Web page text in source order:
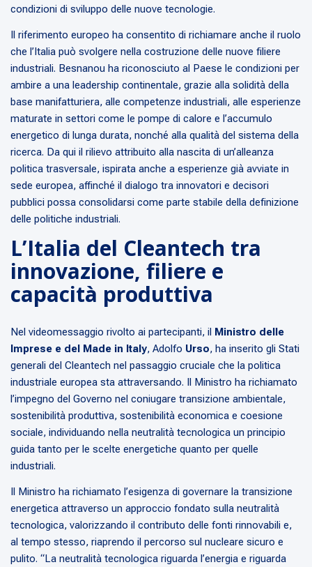
condizioni di sviluppo delle nuove tecnologie.
Il riferimento europeo ha consentito di richiamare anche il ruolo
che l’Italia può svolgere nella costruzione delle nuove filiere
industriali. Besnanou ha riconosciuto al Paese le condizioni per
ambire a una leadership continentale, grazie alla solidità della
base manifatturiera, alle competenze industriali, alle esperienze
maturate in settori come le pompe di calore e l’accumulo
energetico di lunga durata, nonché alla qualità del sistema della
ricerca. Da qui il rilievo attribuito alla nascita di un’alleanza
politica trasversale, ispirata anche a esperienze già avviate in
sede europea, affinché il dialogo tra innovatori e decisori
pubblici possa consolidarsi come parte stabile della definizione
delle politiche industriali.
L’Italia del Cleantech tra
innovazione, filiere e
capacità produttiva
Nel videomessaggio rivolto ai partecipanti, il Ministro delle
Imprese e del Made in Italy, Adolfo Urso, ha inserito gli Stati
generali del Cleantech nel passaggio cruciale che la politica
industriale europea sta attraversando. Il Ministro ha richiamato
l’impegno del Governo nel coniugare transizione ambientale,
sostenibilità produttiva, sostenibilità economica e coesione
sociale, individuando nella neutralità tecnologica un principio
guida tanto per le scelte energetiche quanto per quelle
industriali.
Il Ministro ha richiamato l’esigenza di governare la transizione
energetica attraverso un approccio fondato sulla neutralità
tecnologica, valorizzando il contributo delle fonti rinnovabili e,
al tempo stesso, riaprendo il percorso sul nucleare sicuro e
pulito. “La neutralità tecnologica riguarda l’energia e riguarda